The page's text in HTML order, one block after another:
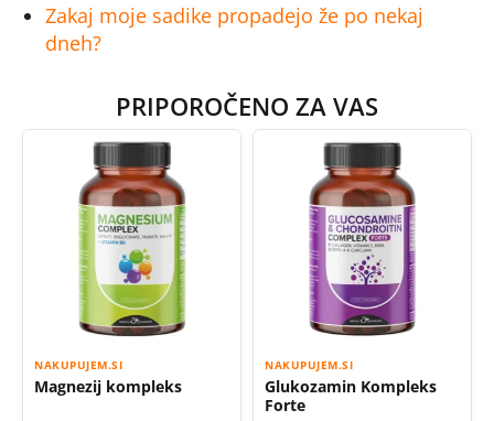
Zakaj moje sadike propadejo že po nekaj
dneh?
PRIPOROČENO ZA VAS
NAKUPUJEM.SI
Magnezij kompleks
NAKUPUJEM.SI
Glukozamin Kompleks
Forte